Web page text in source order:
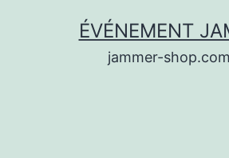
ÉVÉNEMENT
jammer-